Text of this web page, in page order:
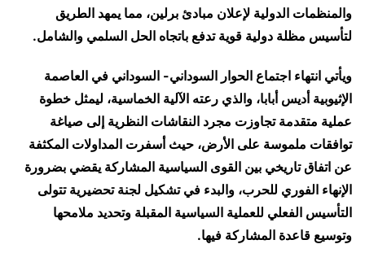
والمنظمات الدولية لإعلان مبادئ برلين، مما يمهد الطريق
لتأسيس مظلة دولية قوية تدفع باتجاه الحل السلمي والشامل.
ويأتي انتهاء اجتماع الحوار السوداني- السوداني في العاصمة
الإثيوبية أديس أبابا، والذي رعته الآلية الخماسية، ليمثل خطوة
عملية متقدمة تجاوزت مجرد النقاشات النظرية إلى صياغة
توافقات ملموسة على الأرض، حيث أسفرت المداولات المكثفة
عن اتفاق تاريخي بين القوى السياسية المشاركة يقضي بضرورة
الإنهاء الفوري للحرب، والبدء في تشكيل لجنة تحضيرية تتولى
التأسيس الفعلي للعملية السياسية المقبلة وتحديد ملامحها
وتوسيع قاعدة المشاركة فيها.